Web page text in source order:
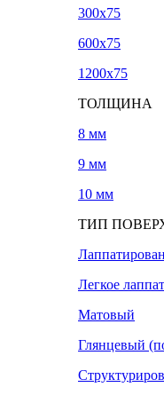
300х75
600х75
1200х75
ТОЛЩИНА
8 мм
9 мм
10 мм
ТИП
Легкое
Матовый
Глянцевый